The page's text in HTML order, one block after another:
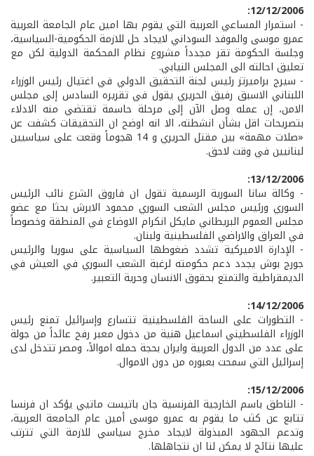
12/12/2006:
- استمرار المساعي العربية التي يقوم بها امين عام الجامعة العربية
عمرو موسى والموفد السوداني لايجاد حل للازمة الحكومية-السياسية،
وجلسة الحكومة تقر مجدداً مشروع نظام المحكمة الدولية لكن مع
تعليق احالته الى المجلس النيابي.
- سيرج براميرتز رئيس لجنة التحقيق الدولي في اغتيال رئيس الوزراء
اللبناني الاسبق رفيق الحريري يقول في تقريره السادس إلى مجلس
الامن، إن عمله وصل الآن إلى مرحلة حاسمة تقتضي منه الادلاء
بتصريحات اقل بشأن انشطته، الا انه اوضح ان التحقيقات كشفت عن
«صلات مهمة» بين مقتل الحريري و 14 هجوماً وقعت على سياسيين
لبنانيين في وقت لاحق.
13/12/2006:
- وكالة سانا السورية الرسمية تقول ان فاروق الشرع نائب الرئيس
السوري ورئيس مجلس الشعب السوري محمود الابرش بحثا مع عضو
مجلس العموم البريطاني مايكل انكرام الاوضاع في المنطقة وخصوصاً
في العراق والاراضي الفلسطينية ولبنان.
- الإدارة الاميركية تشدد ضغوطها السياسية على سوريا والرئيس
جورج بوش يجدد دعم حكومته لرغبة الشعب السوري في العيش في
الديمقراطية والتمتع بحقوق الانسان وحرية التعبير.
14/12/2006:
- التطورات على الساحة الفلسطينية تتسارع وإسرائيل تمنع رئيس
الوزراء الفلسطيني اسماعيل هنية من دخول معبر رفح عائداً من جولة
على عدد من الدول العربية وايران بحجة حمله اموالاً، ومصر تتدخل لدى
إسرائيل التي سمحت بعبوره من دون الاموال.
15/12/2006:
- الناطق باسم الخارجية الفرنسية جان باتيست ماتيي يؤكد ان فرنسا
تتابع عن كثب ما يقوم به عمرو موسى أمين عام الجامعة العربية،
وتدعم الجهود المبذولة لايجاد مخرج سياسي للازمة التي تترتب
عليها نتائج لا يمكن لنا ان نتجاهلها.